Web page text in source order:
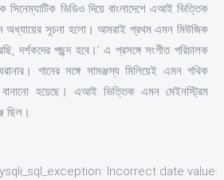
সিনেম্যাটিক ভিডিও দিয়ে বাংলাদেশে এআই ভিত্তিক
অধ্যায়ের সূচনা হলো। আমরাই প্রথম এমন মিউজিক
দর্শকদের পছন্দ হবে।’ এ প্রসঙ্গে সংগীত পরিচালক
গানের সঙ্গে সামঞ্জস্য মিলিয়েই এমন গথিক
বানানো হয়েছে। এআই ভিত্তিক এমন মেইনস্ট্রিম
ছিল।
Incorrect date value: